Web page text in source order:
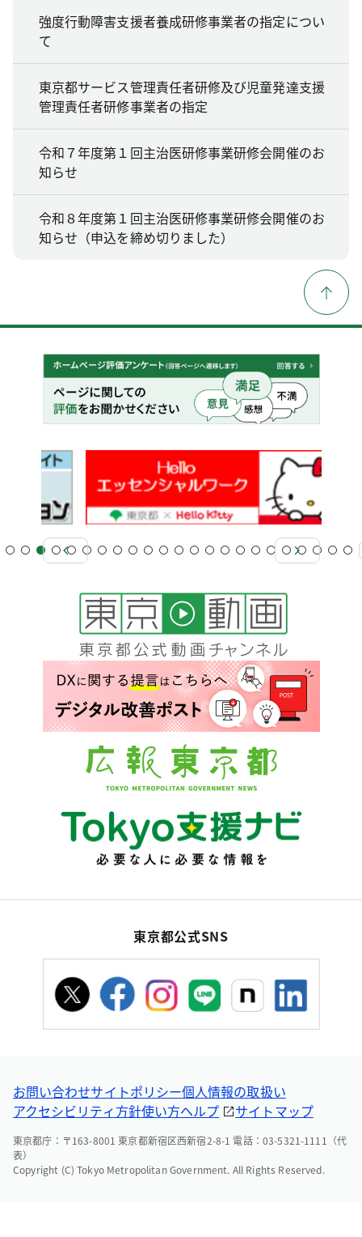
強度行動障害支援者養成研修事業者の指定につい
て
東京都サービス管理責任者研修及び児童発達支援
管理責任者研修事業者の指定
令和７年度第１回主治医研修事業研修会開催のお
知らせ
令和８年度第１回主治医研修事業研修会開催のお
知らせ（申込を締め切りました）
東京都公式SNS
お問い合わせサイトポリシー個人情報の取扱い
アクセシビリティ方針使い方ヘルプ サイトマップ
東京都庁：〒163-8001 東京都新宿区西新宿2-8-1 電話：03-5321-1111（代
表）
Copyright (C) Tokyo Metropolitan Government. All Rights Reserved.